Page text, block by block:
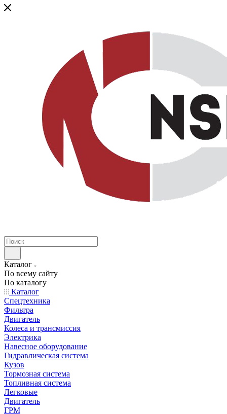
Каталог
По всему сайту
По каталогу
Каталог
Спецтехника
Фильтра
Двигатель
Колеса и трансмиссия
Электрика
Навесное оборудование
Гидравлическая система
Кузов
Тормозная система
Топливная система
Легковые
Двигатель
ГРМ